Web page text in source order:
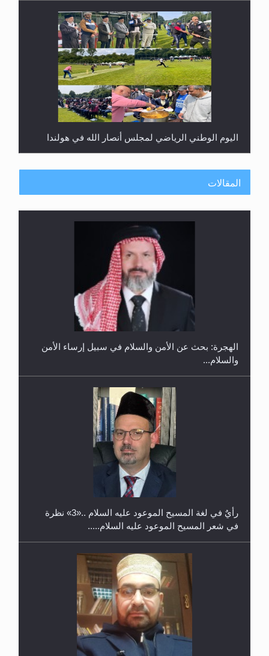
اليوم الوطني الرياضي لمجلس أنصار الله في هولندا
إتمام حفظ القرآن الكريم لثلاثة طلاب من مدرسة الحفظ
حفل توزيع الشهادات في الجامعة الأحمدية بنيجيريا لعام
المقالات
الهجرة: بحث عن الأمن والسلام في سبيل إرساء الأمن
والسلام...
رأيٌ في لغة المسيح الموعود عليه السلام ..«3» نظرة
في شعر المسيح الموعود عليه السلام.....